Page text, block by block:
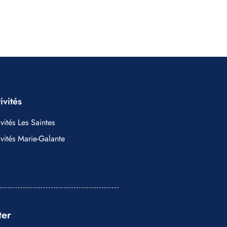
Les Saintes
Marie-Galante